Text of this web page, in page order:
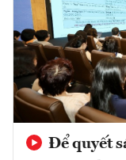
Để quyết